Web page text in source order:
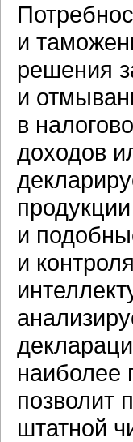
и
решения
и
в
доходов
и
и
наиболее
позволит
штатной